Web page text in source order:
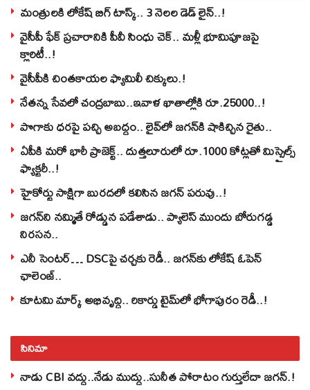
మంత్రులకి లోకేష్‌ బిగ్‌ టాస్క్‌.. 3 నెలల డెడ్‌ లైన్‌..!
వైసీపీ ఫేక్ ప్రచారానికి పీవీ సింధు చెక్.. మళ్లీ భూమిపూజపై
క్లారిటీ..!
వైసీపీకి చింతకాయల ఫ్యామిలీ చిక్కులు.!
నేతన్న సేవలో చంద్రబాబు..ఇవాళ ఖాతాల్లోకి రూ.25000..!
పొగాకు ధరపై పచ్చి అబద్దం.. లైవ్‌లో జగన్‌కి షాకిచ్చిన రైతు..
ఏపీకి మరో భారీ ప్రాజెక్ట్.. దుత్తలూరులో రూ.1000 కోట్లతో మిస్సైల్స్
ఫ్యాక్టరీ..!
హైకోర్టు సాక్షిగా బురదలో కలిసిన జగన్ పరువు..!
జగన్‌ని నమ్మితే రోడ్డున పడేశాడు.. ప్యాలెస్‌ ముందు బోరుగడ్డ
నిరసన..
ఎనీ సెంటర్‌… DSCపై చర్చకు రెడీ.. జగన్‌కు లోకేష్‌ ఓపెన్
ఛాలెంజ్..
కూటమి మార్క్ అభివృద్ధి.. రికార్డు టైమ్‌లో భోగాపురం రెడీ..!
సినిమా
నాడు CBI వద్దు..నేడు ముద్దు..సునీత పోరాటం గుర్తులేదా జగన్.!